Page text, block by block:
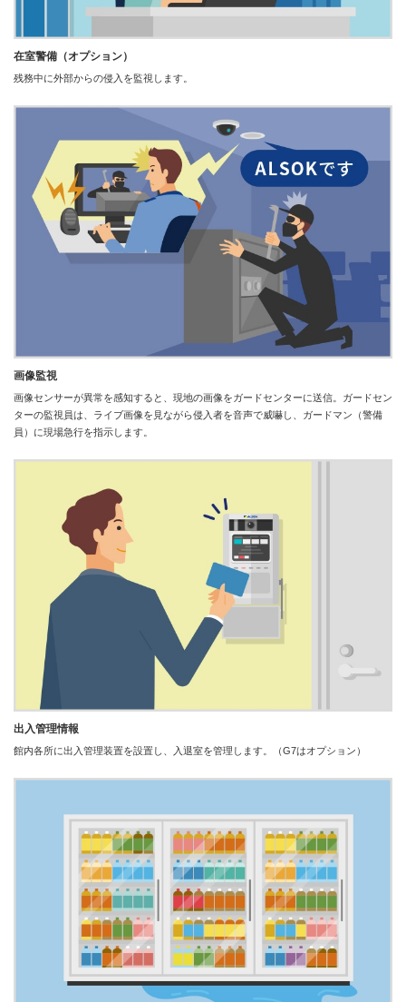
在室警備（オプション）
残務中に外部からの侵入を監視します。
画像監視
画像センサーが異常を感知すると、現地の画像をガードセンターに送信。ガードセン
ターの監視員は、ライブ画像を見ながら侵入者を音声で威嚇し、ガードマン（警備
員）に現場急行を指示します。
出入管理情報
館内各所に出入管理装置を設置し、入退室を管理します。（G7はオプション）